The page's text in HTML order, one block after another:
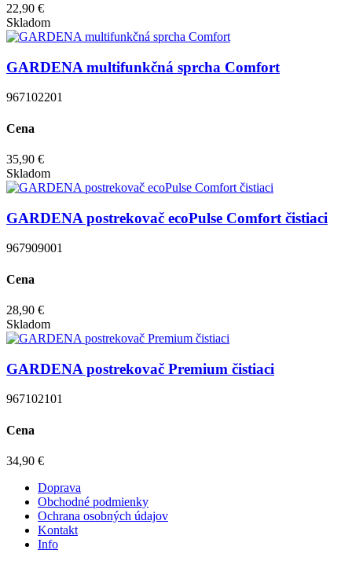
22,90 €
Skladom
GARDENA multifunkčná sprcha Comfort
967102201
Cena
35,90 €
Skladom
GARDENA postrekovač ecoPulse Comfort čistiaci
967909001
Cena
28,90 €
Skladom
GARDENA postrekovač Premium čistiaci
967102101
Cena
34,90 €
Doprava
Obchodné podmienky
Ochrana osobných údajov
Kontakt
Info